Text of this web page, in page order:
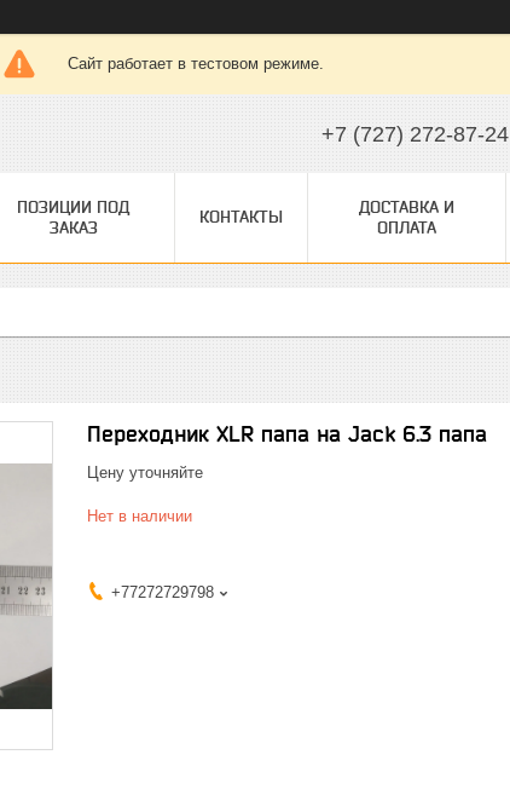
Сайт работает в тестовом режиме.
+7 (727) 272-87-24
ПОЗИЦИИ ПОД
ЗАКАЗ
КОНТАКТЫ
ДОСТАВКА И
ОПЛАТА
Переходник XLR папа на Jасk 6.3 папа
Цену уточняйте
Нет в наличии
+77272729798